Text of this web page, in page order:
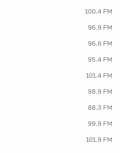
100.4 FM
96.9 FM
96.6 FM
95.4 FM
101.4 FM
98.9 FM
88.3 FM
99.9 FM
101.9 FM